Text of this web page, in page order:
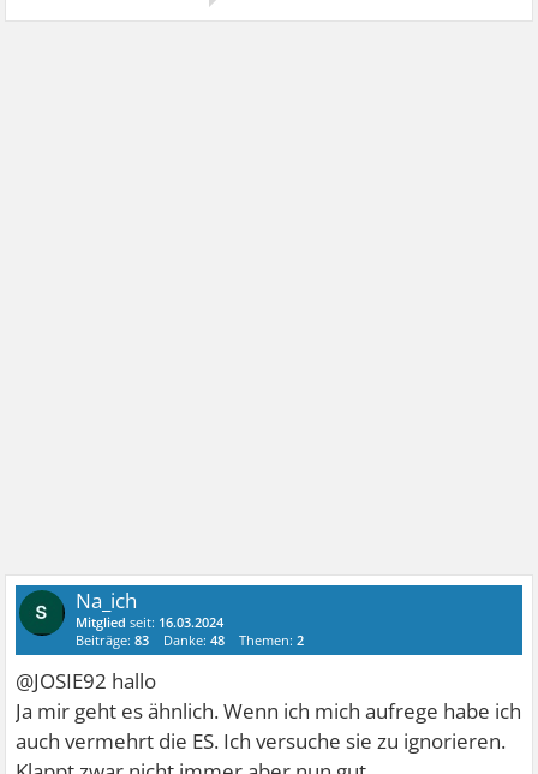
Na_ich
Mitglied seit: 16.03.2024
Beiträge:83 Danke:48 Themen:2
@JOSIE92 hallo
Ja mir geht es ähnlich. Wenn ich mich aufrege habe ich
auch vermehrt die ES. Ich versuche sie zu ignorieren.